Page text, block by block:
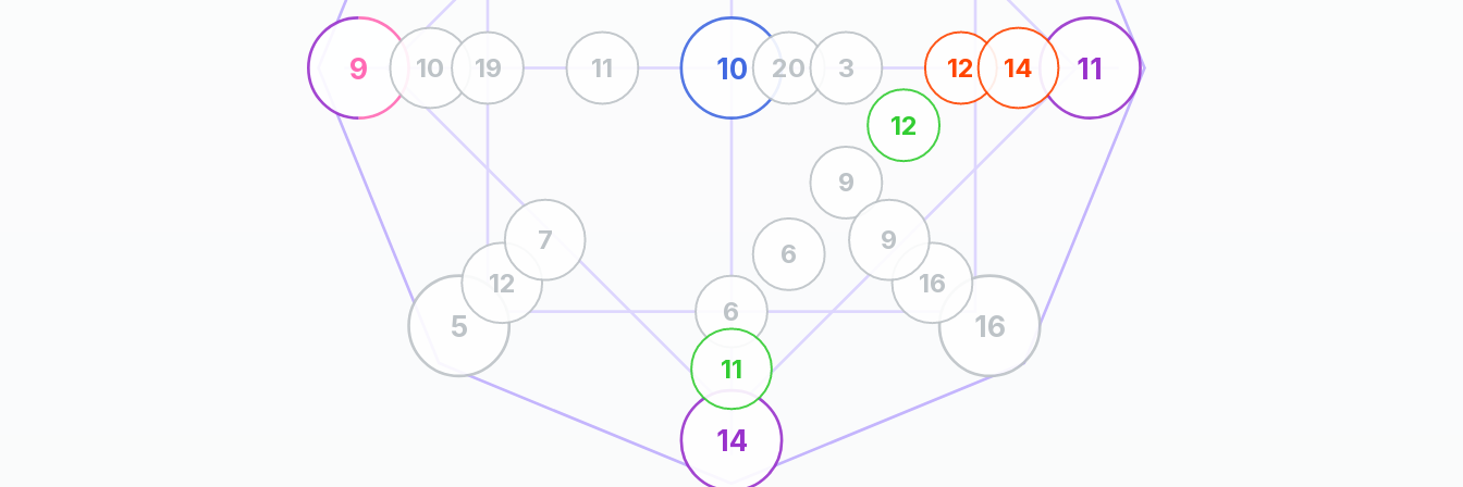
9 11
14
10
5 16
6
6
9
12
12
10 14
11
19 20 3
11
12
7
16
9